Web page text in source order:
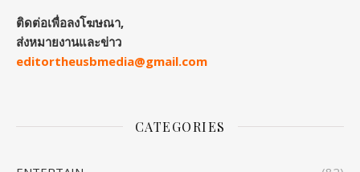
ติดต่อเพื่อลงโฆษณา,
ส่งหมายงานและข่าว
editortheusbmedia@gmail.com
CATEGORIES